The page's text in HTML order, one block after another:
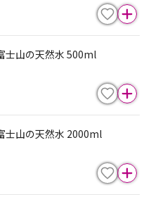
士山の天然水 500ml
士山の天然水 2000ml